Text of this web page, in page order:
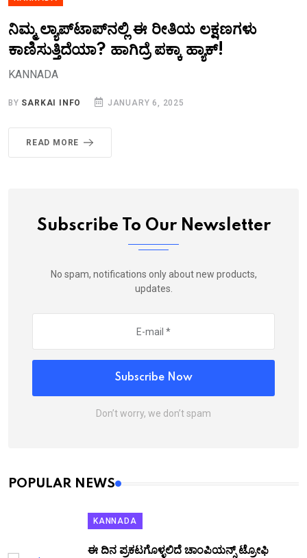
ನಿಮ್ಮ ಲ್ಯಾಪ್‌ಟಾಪ್‌ನಲ್ಲಿ ಈ ರೀತಿಯ ಲಕ್ಷಣಗಳು
ಕಾಣಿಸುತ್ತಿದೆಯಾ? ಹಾಗಿದ್ರೆ ಪಕ್ಕಾ ಹ್ಯಾಕ್‌!
KANNADA
BY SARKAI INFO JANUARY 6, 2025
READ MORE
Subscribe To Our Newsletter
No spam, notifications only about new products,
updates.
Subscribe Now
Don’t worry, we don’t spam
POPULAR NEWS
KANNADA
ಈ ದಿನ ಪ್ರಕಟಗೊಳ್ಳಲಿದೆ ಚಾಂಪಿಯನ್ಸ್ ಟ್ರೋಫಿ